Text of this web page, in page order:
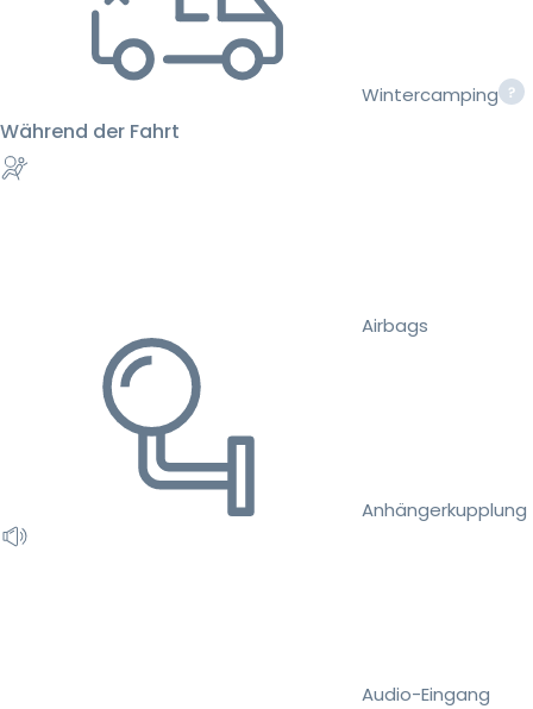
Wintercamping
Während der Fahrt
Airbags
Anhängerkupplung
Audio-Eingang